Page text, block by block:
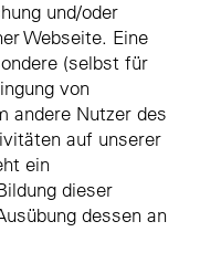
und/oder
Webseite. Eine
(selbst für
von
andere Nutzer des
auf unserer
ein
dieser
dessen an